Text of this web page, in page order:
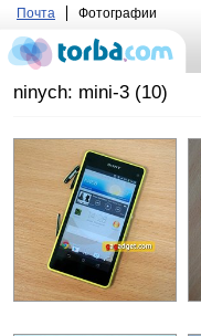
Почта Фотографии
ninych: mini-3 (10)